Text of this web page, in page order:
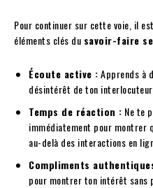
Pour continuer sur cette voie, il
éléments clés du savoir-faire
Écoute active :Apprends à
désintérêt de ton
Temps de réaction : Ne te
immédiatement pour montrer
au-delà des interactions en
Compliments
pour montrer ton intérêt sans